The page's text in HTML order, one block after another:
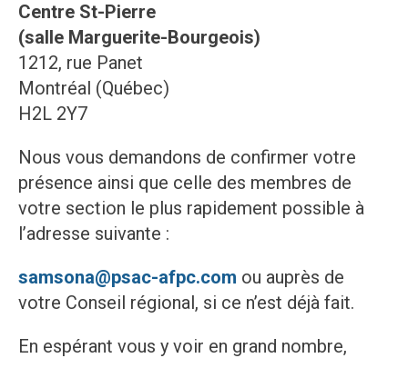
Centre St-Pierre
(salle Marguerite-Bourgeois)
1212, rue Panet
Montréal (Québec)
H2L 2Y7
Nous vous demandons de confirmer votre
présence ainsi que celle des membres de
votre section le plus rapidement possible à
l’adresse suivante :
samsona@psac-afpc.com ou auprès de
votre Conseil régional, si ce n’est déjà fait.
En espérant vous y voir en grand nombre,